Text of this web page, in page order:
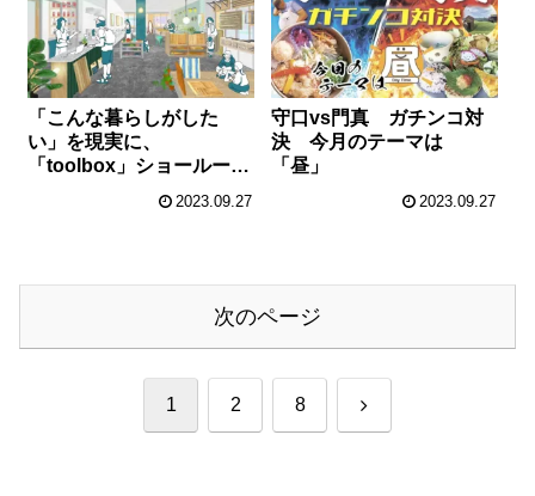
「こんな暮らしがした
い」を現実に、
「toolbox」ショールーム
2023.09.27
守口vs門真 ガチンコ対
決 今月のテーマは
「昼」
2023.09.27
次のページ
1 2 8 次